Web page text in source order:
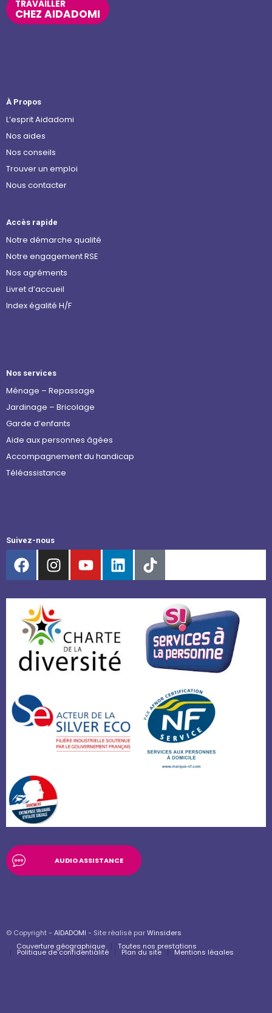
TRAVAILLER
CHEZ AIDADOMI
À Propos
L’esprit Aidadomi
Nos aides
Nos conseils
Trouver un emploi
Nous contacter
Accès rapide
Notre démarche qualité
Notre engagement RSE
Nos agréments
Livret d’accueil
Index égalité H/F
Nos services
Ménage – Repassage
Jardinage – Bricolage
Garde d’enfants
Aide aux personnes âgées
Accompagnement du handicap
Téléassistance
Suivez-nous
AUDIO ASSISTANCE
© Copyright - AIDADOMI - Site réalisé parWinsiders
Couverture géographique
Toutes nos prestations
Politique de confidentialité Plan du site Mentions légales